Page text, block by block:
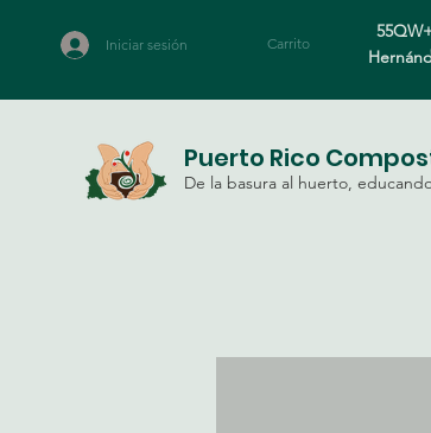
Iniciar sesión Carrito
Puerto Rico
De la basura al huerto,